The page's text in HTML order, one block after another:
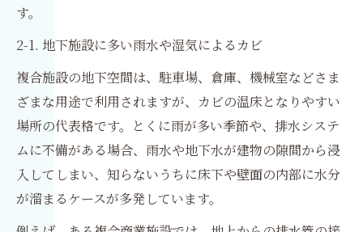
す。
2-1. 地下施設に多い雨水や湿気によるカビ
複合施設の地下空間は、駐車場、倉庫、機械室などさま
ざまな用途で利用されますが、カビの温床となりやすい
場所の代表格です。とくに雨が多い季節や、排水システ
ムに不備がある場合、雨水や地下水が建物の隙間から浸
入してしまい、知らないうちに床下や壁面の内部に水分
が溜まるケースが多発しています。